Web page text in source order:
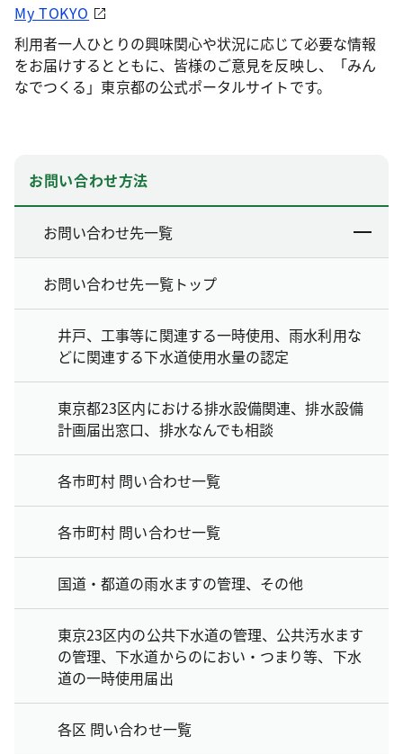
My TOKYO
利用者一人ひとりの興味関心や状況に応じて必要な情報
をお届けするとともに、皆様のご意見を反映し、「みん
なでつくる」東京都の公式ポータルサイトです。
お問い合わせ方法
お問い合わせ先一覧
お問い合わせ先一覧トップ
井戸、工事等に関連する一時使用、雨水利用な
どに関連する下水道使用水量の認定
東京都23区内における排水設備関連、排水設備
計画届出窓口、排水なんでも相談
各市町村 問い合わせ一覧
各市町村 問い合わせ一覧
国道・都道の雨水ますの管理、その他
東京23区内の公共下水道の管理、公共汚水ます
の管理、下水道からのにおい・つまり等、下水
道の一時使用届出
各区 問い合わせ一覧